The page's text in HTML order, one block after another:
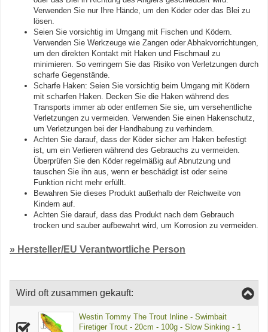
Verwenden Sie nur Ihre Hände, um den Köder oder das Blei zu
lösen.
Seien Sie vorsichtig im Umgang mit Fischen und Ködern.
Verwenden Sie Werkzeuge wie Zangen oder Abhakvorrichtungen,
um den direkten Kontakt mit Haken und Fischmaul zu
minimieren. So verringern Sie das Risiko von Verletzungen durch
scharfe Gegenstände.
Scharfe Haken: Seien Sie vorsichtig beim Umgang mit Ködern
mit scharfen Haken. Decken Sie die Haken während des
Transports immer ab oder entfernen Sie sie, um versehentliche
Verletzungen zu vermeiden. Verwenden Sie einen Hakenschutz,
um Verletzungen bei der Handhabung zu verhindern.
Achten Sie darauf, dass der Köder sicher am Haken befestigt
ist, um ein Verlieren während des Gebrauchs zu vermeiden.
Überprüfen Sie den Köder regelmäßig auf Abnutzung und
tauschen Sie ihn aus, wenn er beschädigt ist oder seine
Funktion nicht mehr erfüllt.
Bewahren Sie dieses Produkt außerhalb der Reichweite von
Kindern auf.
Achten Sie darauf, dass das Produkt nach dem Gebrauch
trocken und sauber aufbewahrt wird, um Korrosion zu vermeiden.
» Hersteller/EU Verantwortliche Person
Wird oft zusammen gekauft:
Westin Tommy The Trout Inline - Swimbait
Firetiger Trout - 20cm - 100g - Slow Sinking - 1